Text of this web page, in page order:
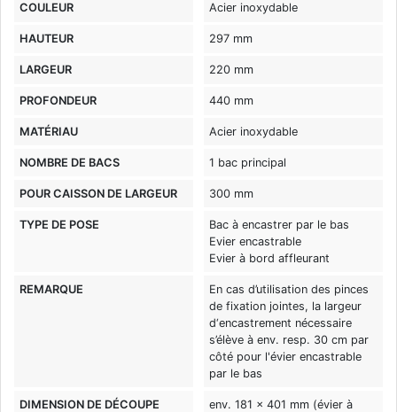
COULEUR Acier inoxydable
HAUTEUR 297 mm
LARGEUR 220 mm
PROFONDEUR 440 mm
MATÉRIAU Acier inoxydable
NOMBRE DE BACS 1 bac principal
POUR CAISSON DE LARGEUR 300 mm
TYPE DE POSE
Bac à encastrer par le bas
Evier encastrable
Evier à bord affleurant
REMARQUE
En cas d’utilisation des pinces
de fixation jointes, la largeur
d‘encastrement nécessaire
s’élève à env. resp. 30 cm par
côté pour l'évier encastrable
par le bas
DIMENSION DE DÉCOUPE
env. 181 x 401 mm (évier à